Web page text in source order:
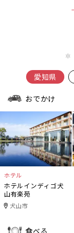
愛知県
おでかけ
ホテル
ホテルインディゴ犬
山有楽苑
犬山市
食べる